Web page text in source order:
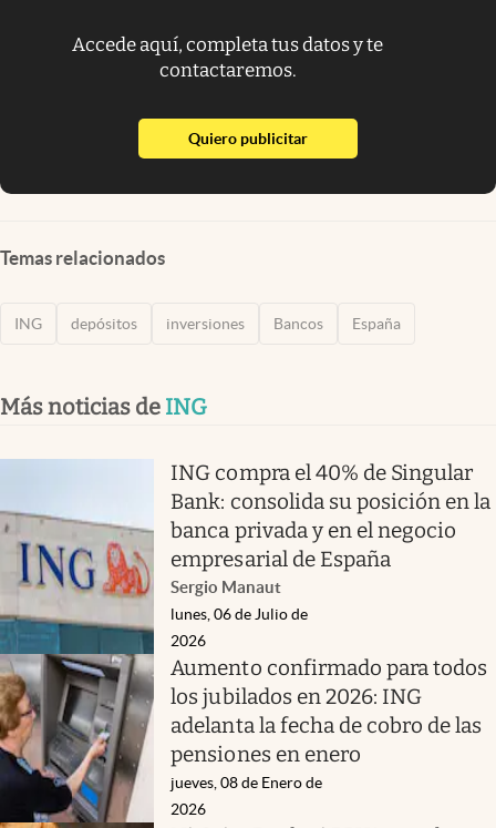
Accede aquí, completa tus datos y te
contactaremos.
Quiero publicitarabre en nueva pestaña
Temas relacionados
ING depósitos inversiones Bancos España
Más noticias de ING
ING compra el 40% de Singular
Bank: consolida su posición en la
banca privada y en el negocio
empresarial de España
Sergio Manaut
lunes, 06 de Julio de
2026
Aumento confirmado para todos
los jubilados en 2026: ING
adelanta la fecha de cobro de las
pensiones en enero
jueves, 08 de Enero de
2026